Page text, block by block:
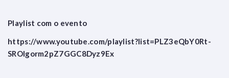
Playlist com o evento
https://www.youtube.com/playlist?list=PLZ3eQbY0Rt-
SROlgorm2pZ7GGC8Dyz9Ex